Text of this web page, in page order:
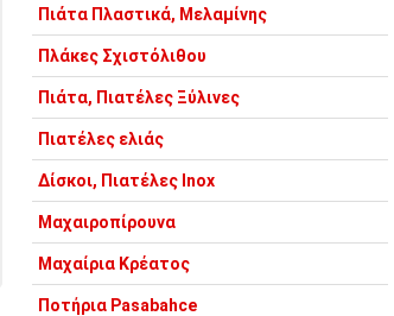
Πιάτα Πλαστικά, Μελαμίνης
Πλάκες Σχιστόλιθου
Πιάτα, Πιατέλες Ξύλινες
Πιατέλες ελιάς
Δίσκοι, Πιατέλες Inox
Μαχαιροπίρουνα
Μαχαίρια Κρέατος
Ποτήρια Pasabahce